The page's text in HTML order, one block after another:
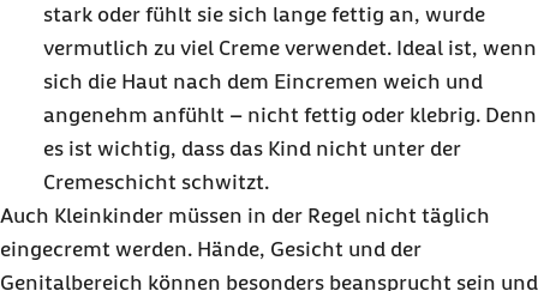
stark oder fühlt sie sich lange fettig an, wurde
vermutlich zu viel Creme verwendet. Ideal ist, wenn
sich die Haut nach dem Eincremen weich und
angenehm anfühlt – nicht fettig oder klebrig. Denn
es ist wichtig, dass das Kind nicht unter der
Cremeschicht schwitzt.
Auch Kleinkinder müssen in der Regel nicht täglich
eingecremt werden. Hände, Gesicht und der
Genitalbereich können besonders beansprucht sein und